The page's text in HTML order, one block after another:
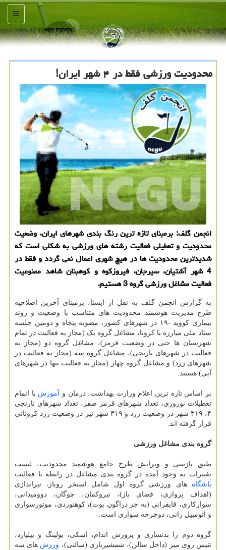
منو
محدودیت ورزشی فقط در ۴ شهر ایران!
انجمن گلف: برمبنای تازه ترین رنگ بندی شهرهای ایران، وضعیت
محدودیت و تعطیلی فعالیت رشته های ورزشی به شکلی است که
شدیدترین محدودیت ها در هیچ شهری اعمال نمی گردد و فقط در
4 شهر آشتیان، سیرجان، فیروزکوه و کوهبنان شاهد ممنوعیت
فعالیت مشاغل ورزشی گروه 3 هستیم.
به گزارش انجمن گلف به نقل از ایسنا، برمبنای آخرین اصلاحیه
طرح مدیریت هوشمند محدودیت های متناسب با وضعیت و روند
بیماری کووید -۱۹ در شهرهای کشور، مصوبه پنجاه و دومین جلسه
ستاد ملی مبارزه با کرونا، مشاغل گروه یک (مجاز به فعالیت در تمام
شهرستان ها حتی در وضعیت قرمز)، مشاغل گروه دو (مجاز به
فعالیت در شهرهای نارنجی)، مشاغل گروه سه (مجاز به فعالیت در
شهرهای زرد) و مشاغل گروه چهار (مجاز به فعالیت تنها در شهرهای
آبی) هستند.
بر اساس تازه ترین اعلام وزارت بهداشت، درمان و آموزش با اتمام
تعطیلات نوروزی، تعداد شهرهای قرمز صفر، تعداد شهرهای نارنجی
۴، ۳۱۹ شهر در وضعیت زرد و ۳۱۹ شهر نیز در وضعیت زرد کرونائی
قرار گرفته اند.
گروه بندی مشاغل ورزشی
طبق بازبینی و ویرایش طرح جامع هوشمند محدودیت، لیست
تغییرات به وجود آمده در گروه بندی مشاغل در رابطه با فعالیت
باشگاه های ورزشی گروه اول شامل استخر روباز، تیراندازی
(اهداف پروازی، فضای باز)، تیروکمان، چوگان، دوومیدانی،
سوارکاری، قایقرانی (به جز دراگون بوت)، کوهنوردی، موتورسواری
و اتومبیل رانی، دوچرخه سواری است.
گروه دوم را بدنسازی و پرورش اندام، اسکی، بولینگ و بیلیارد،
تنیس روی میز (داخل سالن)، شمشیربازی (سالنی)، ورزش های سه